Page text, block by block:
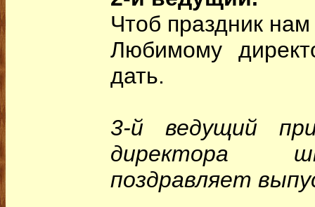
Чтоб праздник
Любимому
дать.
3-й ведущий
директора
поздравляет